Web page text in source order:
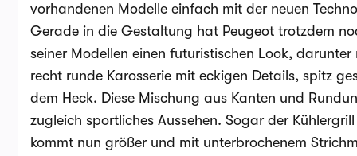
vorhandenen Modelle einfach mit der neuen
Gerade in die Gestaltung hat Peugeot trotzdem
seiner Modellen einen futuristischen Look,
recht runde Karosserie mit eckigen Details, spitz
dem Heck. Diese Mischung aus Kanten und
zugleich sportliches Aussehen. Sogar der
kommt nun größer und mit unterbrochenem